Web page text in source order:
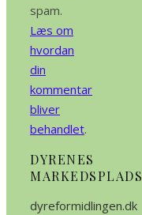
spam.
Læs om
hvordan
din
kommentar
bliver
behandlet.
DYRENES
MARKEDSPLADS
dyreformidlingen.dk